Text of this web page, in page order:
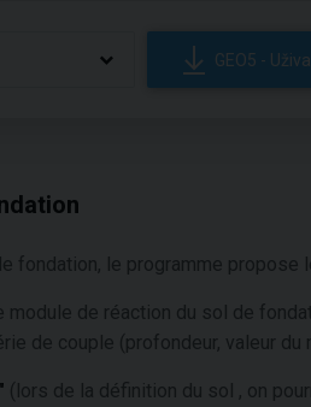
GEO5 -
fondation, le programme propose
module de réaction du sol de
de couple (profondeur, valeur du
(lors de la définition du sol , on